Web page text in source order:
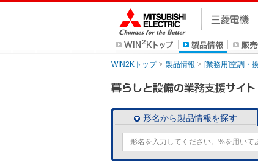
WIN2Kトップ 製品情報 [業務用]空調・
形名から製品情報を探す